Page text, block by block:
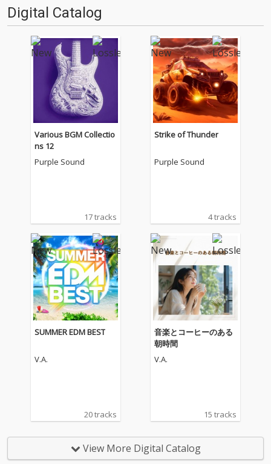
Digital Catalog
Various BGM Collectio
ns 12
Purple Sound
17 tracks
Strike of Thunder
Purple Sound
4 tracks
SUMMER EDM BEST
V.A.
20 tracks
音楽とコーヒーのある
朝時間
V.A.
15 tracks
View More Digital Catalog